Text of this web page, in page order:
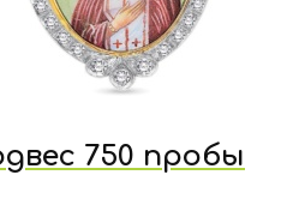
750 пробы